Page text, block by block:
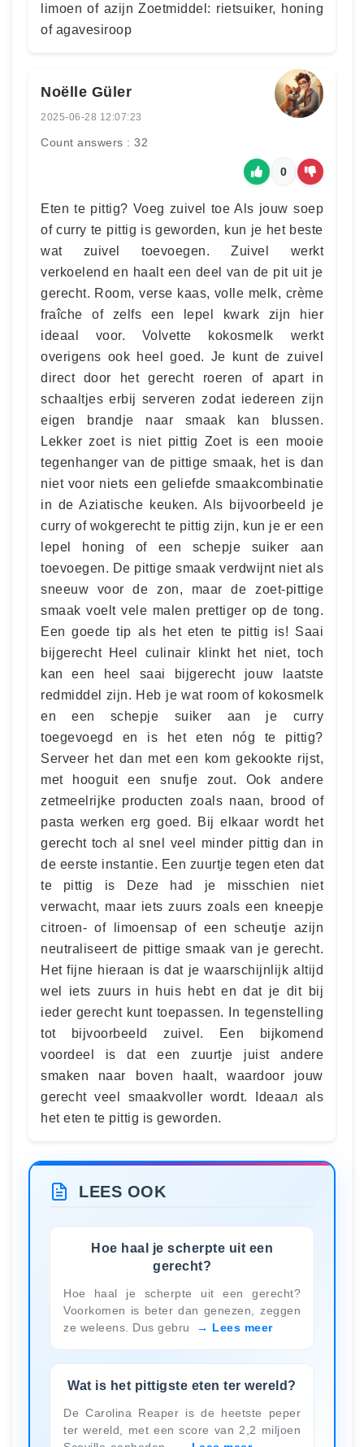
limoen of azijn Zoetmiddel: rietsuiker, honing
of agavesiroop
Noëlle Güler
2025-06-28 12:07:23
Count answers : 32
0
Eten te pittig? Voeg zuivel toe Als jouw soep
of curry te pittig is geworden, kun je het beste
wat zuivel toevoegen. Zuivel werkt
verkoelend en haalt een deel van de pit uit je
gerecht. Room, verse kaas, volle melk, crème
fraîche of zelfs een lepel kwark zijn hier
ideaal voor. Volvette kokosmelk werkt
overigens ook heel goed. Je kunt de zuivel
direct door het gerecht roeren of apart in
schaaltjes erbij serveren zodat iedereen zijn
eigen brandje naar smaak kan blussen.
Lekker zoet is niet pittig Zoet is een mooie
tegenhanger van de pittige smaak, het is dan
niet voor niets een geliefde smaakcombinatie
in de Aziatische keuken. Als bijvoorbeeld je
curry of wokgerecht te pittig zijn, kun je er een
lepel honing of een schepje suiker aan
toevoegen. De pittige smaak verdwijnt niet als
sneeuw voor de zon, maar de zoet-pittige
smaak voelt vele malen prettiger op de tong.
Een goede tip als het eten te pittig is! Saai
bijgerecht Heel culinair klinkt het niet, toch
kan een heel saai bijgerecht jouw laatste
redmiddel zijn. Heb je wat room of kokosmelk
en een schepje suiker aan je curry
toegevoegd en is het eten nóg te pittig?
Serveer het dan met een kom gekookte rijst,
met hooguit een snufje zout. Ook andere
zetmeelrijke producten zoals naan, brood of
pasta werken erg goed. Bij elkaar wordt het
gerecht toch al snel veel minder pittig dan in
de eerste instantie. Een zuurtje tegen eten dat
te pittig is Deze had je misschien niet
verwacht, maar iets zuurs zoals een kneepje
citroen- of limoensap of een scheutje azijn
neutraliseert de pittige smaak van je gerecht.
Het fijne hieraan is dat je waarschijnlijk altijd
wel iets zuurs in huis hebt en dat je dit bij
ieder gerecht kunt toepassen. In tegenstelling
tot bijvoorbeeld zuivel. Een bijkomend
voordeel is dat een zuurtje juist andere
smaken naar boven haalt, waardoor jouw
gerecht veel smaakvoller wordt. Ideaал als
het eten te pittig is geworden.
LEES OOK
Hoe haal je scherpte uit een
gerecht?
Hoe haal je scherpte uit een gerecht?
Voorkomen is beter dan genezen, zeggen
ze weleens. Dus gebru
Lees meer
Wat is het pittigste eten ter wereld?
De Carolina Reaper is de heetste peper
ter wereld, met een score van 2,2 miljoen